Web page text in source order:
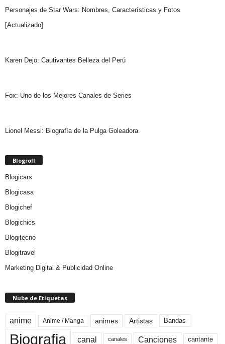
Personajes de Star Wars: Nombres, Características y Fotos
[Actualizado]
Karen Dejo: Cautivantes Belleza del Perú
Fox: Uno de los Mejores Canales de Series
Lionel Messi: Biografía de la Pulga Goleadora
Blogroll
Blogicars
Blogicasa
Blogichef
Blogichics
Blogitecno
Blogitravel
Marketing Digital & Publicidad Online
Nube de Etiquetas
anime Anime / Manga animes Artistas Bandas
Biografia canal canales Canciones cantante